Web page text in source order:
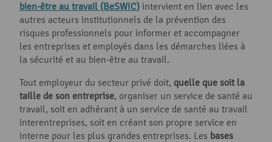
bien-être au travail (BeSWIC) intervient en lien avec les
autres acteurs institutionnels de la prévention des
risques professionnels pour informer et accompagner
les entreprises et employés dans les démarches liées à
la sécurité et au bien-être au travail.
Tout employeur du secteur privé doit, quelle que soit la
taille de son entreprise, organiser un service de santé au
travail, soit en adhérant à un service de santé au travail
interentreprises, soit en créant son propre service en
interne pour les plus grandes entreprises. Les bases